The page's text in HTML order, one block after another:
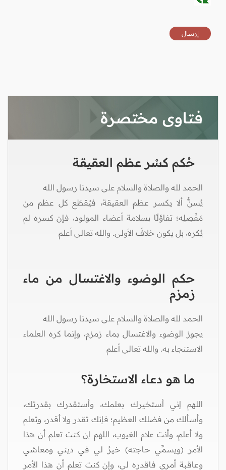
فتاوى مختصرة
حُكم كسْر عظم العقيقة
الحمد لله والصلاة والسلام على سيدنا رسول الله
يُسنُّ ألا يكسر عظم العقيقة، فيُقطَع كل عظم من
مَفْصِلِه؛ تفاؤلًا بسلامة أعضاء المولود، فإن كسره لم
يُكره، بل يكون خلافَ الأولى. والله تعالى أعلم
حكم الوضوء والاغتسال من ماء
زمزم
الحمد لله والصلاة والسلام على سيدنا رسول الله
يجوز الوضوء والاغتسال بماء زمزم، وإنما كره العلماء
الاستنجاء به. والله تعالى أعلم
ما هو دعاء الاستخارة؟
اللهم إني أستخيرك بعلمك، وأستقدرك بقدرتك،
وأسألك من فضلك العظيم؛ فإنك تقدر ولا أقدر، وتعلم
ولا أعلم، وأنت علام الغيوب، اللهم إن كنت تعلم أن هذا
الأمر (ويسمِّي حاجته) خيرٌ لي في ديني ومعاشي
وعاقبة أمري فاقدره لي، وإن كنت تعلم أن هذا الأمر